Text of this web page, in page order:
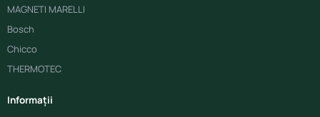
MAGNETI MARELLI
Bosch
Chicco
THERMOTEC
Informații